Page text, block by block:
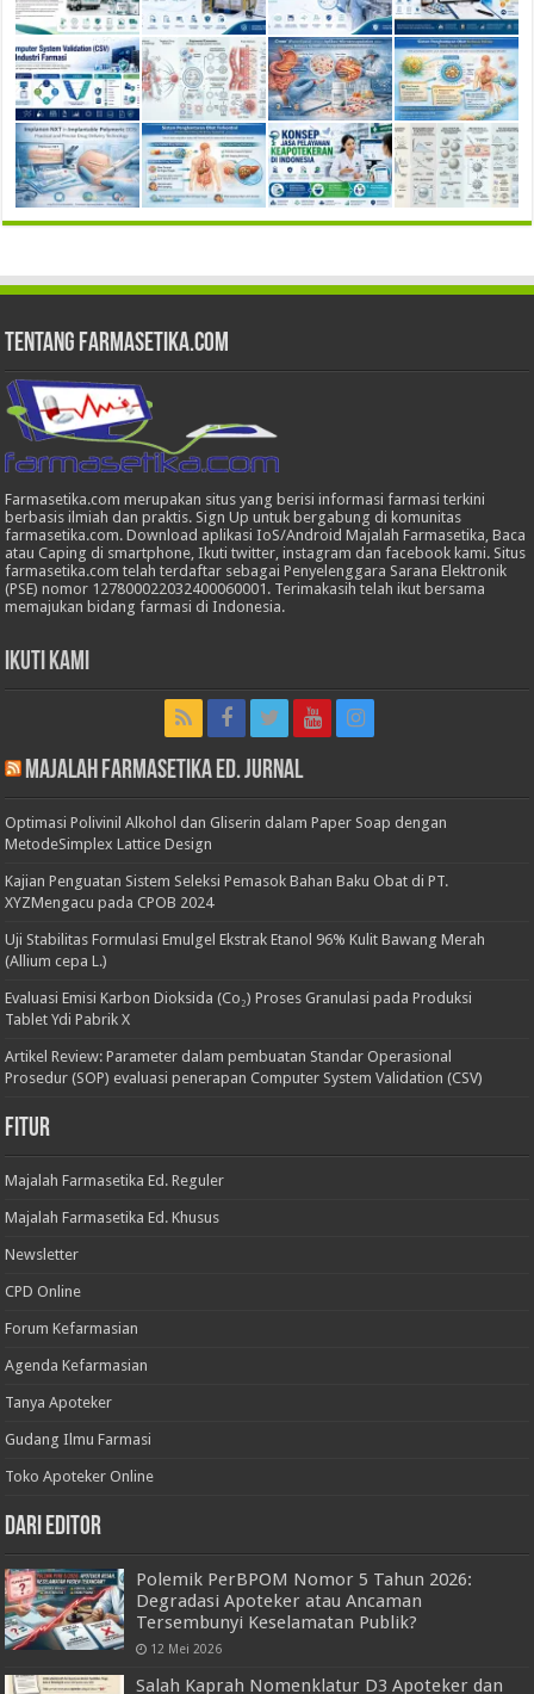
Tentang Farmasetika.com
Farmasetika.com merupakan situs yang berisi informasi farmasi terkini
berbasis ilmiah dan praktis. Sign Up untuk bergabung di komunitas
farmasetika.com. Download aplikasi IoS/Android Majalah Farmasetika, Baca
atau Caping di smartphone, Ikuti twitter, instagram dan facebook kami. Situs
farmasetika.com telah terdaftar sebagai Penyelenggara Sarana Elektronik
(PSE) nomor 127800022032400060001. Terimakasih telah ikut bersama
memajukan bidang farmasi di Indonesia.
Ikuti Kami
Majalah Farmasetika Ed. Jurnal
Optimasi Polivinil Alkohol dan Gliserin dalam Paper Soap dengan
MetodeSimplex Lattice Design
Kajian Penguatan Sistem Seleksi Pemasok Bahan Baku Obat di PT.
XYZMengacu pada CPOB 2024
Uji Stabilitas Formulasi Emulgel Ekstrak Etanol 96% Kulit Bawang Merah
(Allium cepa L.)
Evaluasi Emisi Karbon Dioksida (Co₂) Proses Granulasi pada Produksi
Tablet Ydi Pabrik X
Artikel Review: Parameter dalam pembuatan Standar Operasional
Prosedur (SOP) evaluasi penerapan Computer System Validation (CSV)
Fitur
Majalah Farmasetika Ed. Reguler
Majalah Farmasetika Ed. Khusus
Newsletter
CPD Online
Forum Kefarmasian
Agenda Kefarmasian
Tanya Apoteker
Gudang Ilmu Farmasi
Toko Apoteker Online
Dari Editor
Polemik PerBPOM Nomor 5 Tahun 2026:
Degradasi Apoteker atau Ancaman
Tersembunyi Keselamatan Publik?
12 Mei 2026
Salah Kaprah Nomenklatur D3 Apoteker dan